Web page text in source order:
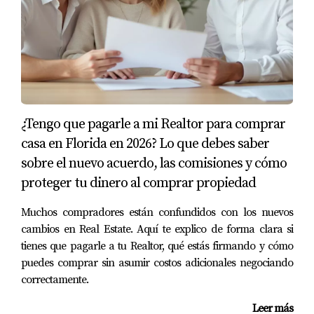
ambas unidades. Sin embargo, también tuvo en cuenta
los gastos operativos y calculó su tasa de capitalización.
Al final del primer año, Laura logró un flujo de caja
positivo gracias a su cuidadosa planificación financiera.
Caso 2: Inversión Comercial
Por otro lado, tenemos a Carlos, quien optó por invertir
en un local comercial en Miami. Aunque la renta bruta
era considerablemente alta, Carlos se encontró con
gastos inesperados relacionados con el mantenimiento
del local. Al calcular su tasa de capitalización y revisar
su flujo de caja mensual, Carlos comprendió la
importancia de tener reservas financieras para enfrentar
esos desafíos.
Caso 3: Rehabilitación de Propiedades
¿Tengo que pagarle a mi Realtor para comprar
casa en Florida en 2026? Lo que debes saber
sobre el nuevo acuerdo, las comisiones y cómo
proteger tu dinero al comprar propiedad
Muchos compradores están confundidos con los nuevos
cambios en Real Estate. Aquí te explico de forma clara si
tienes que pagarle a tu Realtor, qué estás firmando y cómo
puedes comprar sin asumir costos adicionales negociando
correctamente.
Leer más